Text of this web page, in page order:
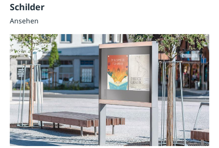
Schilder
Ansehen